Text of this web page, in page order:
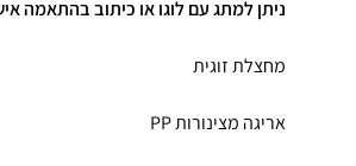
ניתן למתג עם לוגו או כיתוב בהתאמה
מחצלת זוגית
אריגה מצינורותPP